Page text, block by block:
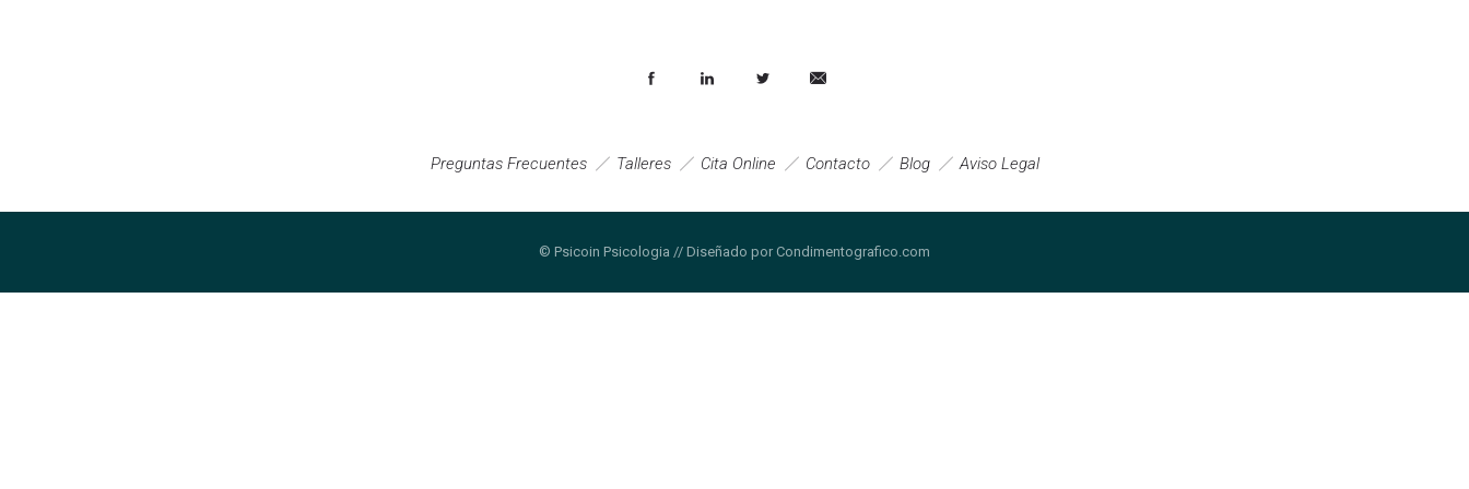
Preguntas Frecuentes Talleres Cita Online Contacto Blog Aviso Legal
© Psicoin Psicologia // Diseñado por Condimentografico.com